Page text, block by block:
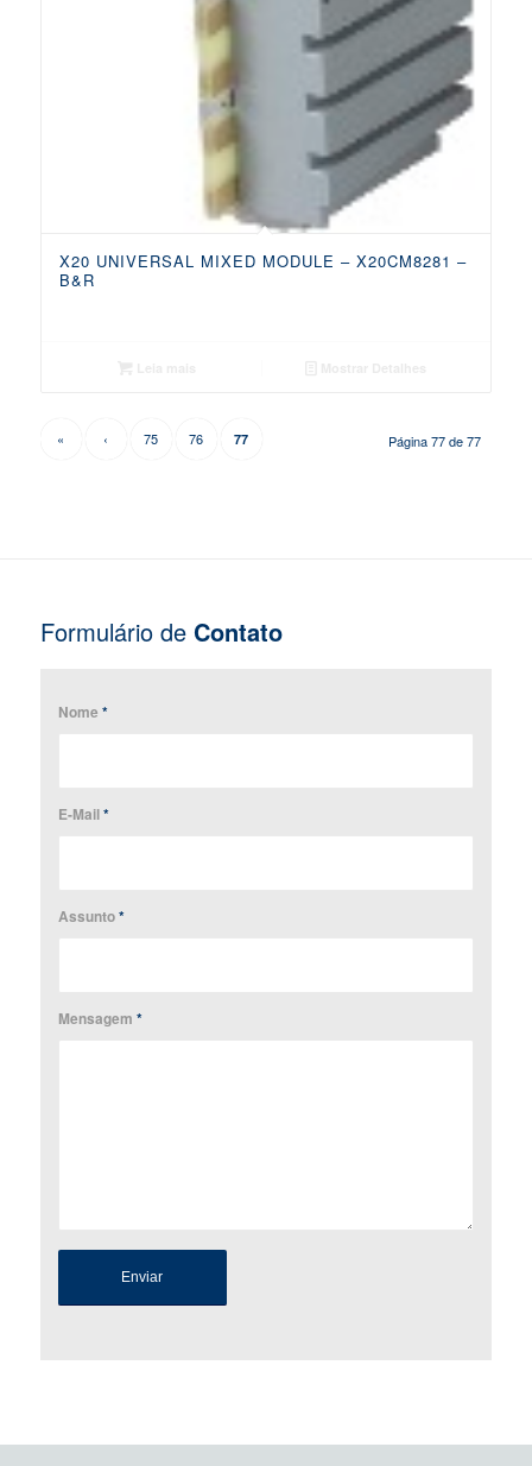
X20 UNIVERSAL MIXED MODULE – X20CM8281 –
B&R
Página 77 de 77
« ‹ 75 76 77
Formulário de Contato
Nome *
E-Mail*
Assunto*
Mensagem *